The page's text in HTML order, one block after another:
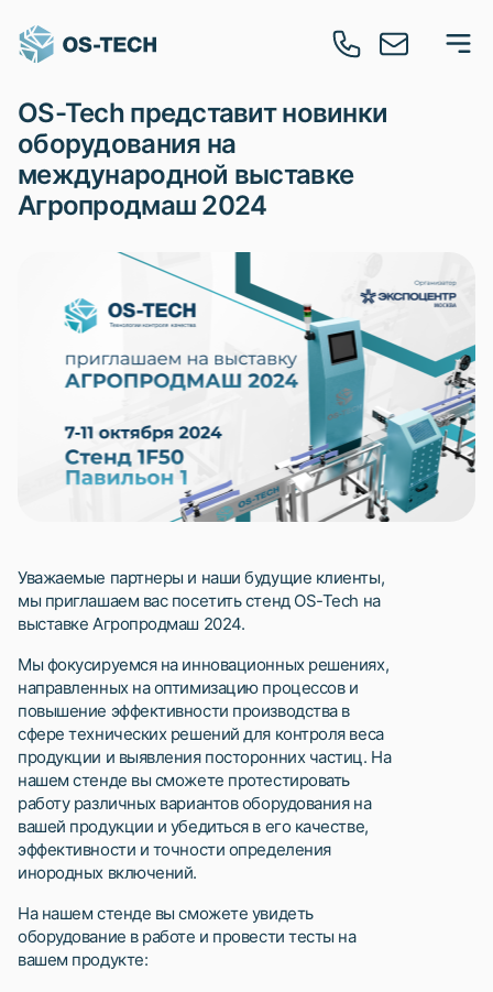
OS-Tech представит новинки
оборудования на
международной выставке
Агропродмаш 2024
Уважаемые партнеры и наши будущие клиенты,
мы приглашаем вас посетить стенд OS-Tech на
выставке Агропродмаш 2024.
Мы фокусируемся на инновационных решениях,
направленных на оптимизацию процессов и
повышение эффективности производства в
сфере технических решений для контроля веса
продукции и выявления посторонних частиц. На
нашем стенде вы сможете протестировать
работу различных вариантов оборудования на
вашей продукции и убедиться в его качестве,
эффективности и точности определения
инородных включений.
На нашем стенде вы сможете увидеть
оборудование в работе и провести тесты на
вашем продукте: